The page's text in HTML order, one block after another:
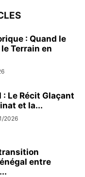
: Quand le
Terrain en
Le Récit Glaçant
et la...
2026
entre